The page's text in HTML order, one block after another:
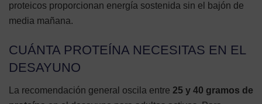
proteicos proporcionan energía sostenida sin el bajón de
media mañana.
CUÁNTA PROTEÍNA NECESITAS EN EL
DESAYUNO
La recomendación general oscila entre 25 y 40 gramos de